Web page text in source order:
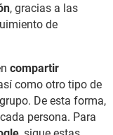
, gracias a las
de
compartir
como otro tipo de
De esta forma,
persona. Para